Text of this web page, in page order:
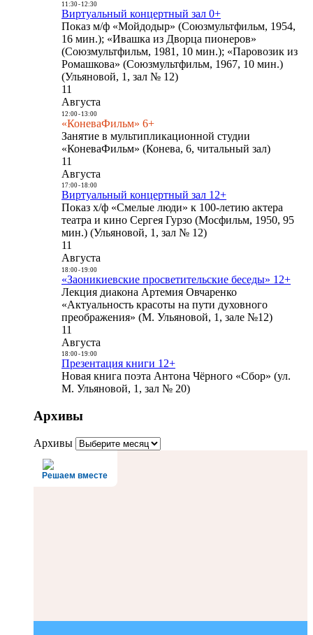
11:30- 12:30
Виртуальный концертный зал 0+
Показ м/ф «Мойдодыр» (Союзмультфильм, 1954,
16 мин.); «Ивашка из Дворца пионеров»
(Союзмультфильм, 1981, 10 мин.); «Паровозик из
Ромашкова» (Союзмультфильм, 1967, 10 мин.)
(Ульяновой, 1, зал № 12)
11
Августа
12:00- 13:00
«КоневаФильм» 6+
Занятие в мультипликационной студии
«КоневаФильм» (Конева, 6, читальный зал)
11
Августа
17:00- 18:00
Виртуальный концертный зал 12+
Показ х/ф «Смелые люди» к 100-летию актера
театра и кино Сергея Гурзо (Мосфильм, 1950, 95
мин.) (Ульяновой, 1, зал № 12)
11
Августа
18:00- 19:00
«Заоникиевские просветительские беседы» 12+
Лекция диакона Артемия Овчаренко
«Актуальность красоты на пути духовного
преображения» (М. Ульяновой, 1, зале №12)
11
Августа
18:00- 19:00
Презентация книги 12+
Новая книга поэта Антона Чёрного «Сбор» (ул.
М. Ульяновой, 1, зал № 20)
Архивы
Архивы
Решаем вместе